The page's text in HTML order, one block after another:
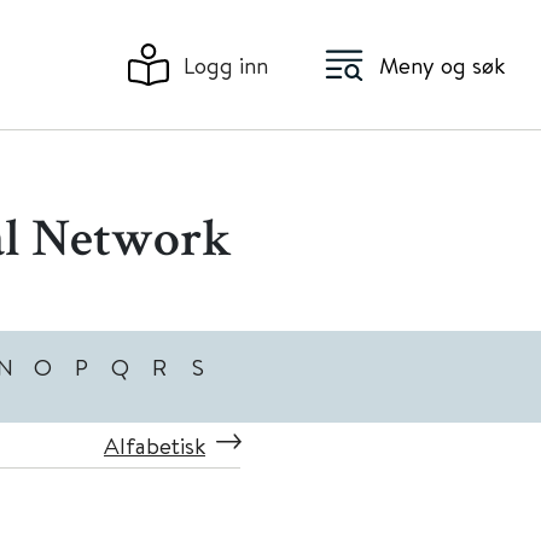
Logg inn Meny og søk
Network
O P Q R S
Alfabetisk